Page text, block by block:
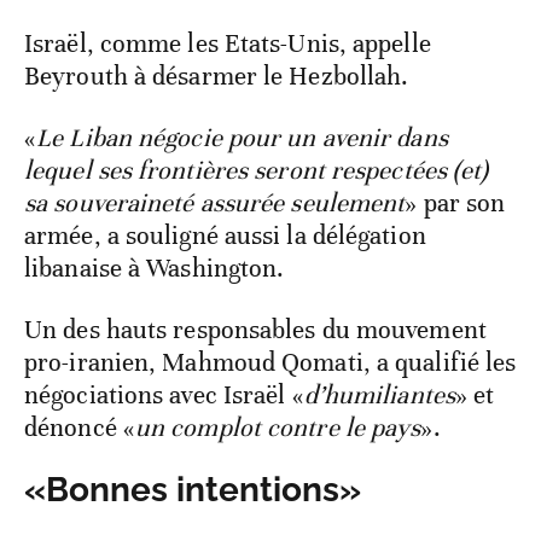
Israël, comme les Etats-Unis, appelle
Beyrouth à désarmer le Hezbollah.
«Le Liban négocie pour un avenir dans
lequel ses frontières seront respectées (et)
sa souveraineté assurée seulement» par son
armée, a souligné aussi la délégation
libanaise à Washington.
Un des hauts responsables du mouvement
pro-iranien, Mahmoud Qomati, a qualifié les
négociations avec Israël «d’humiliantes» et
dénoncé «un complot contre le pays».
«Bonnes intentions»